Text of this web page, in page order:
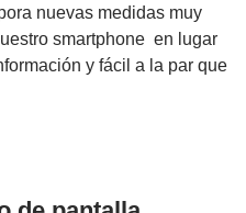
nuevas medidas muy
smartphone en lugar
y fácil a la par que